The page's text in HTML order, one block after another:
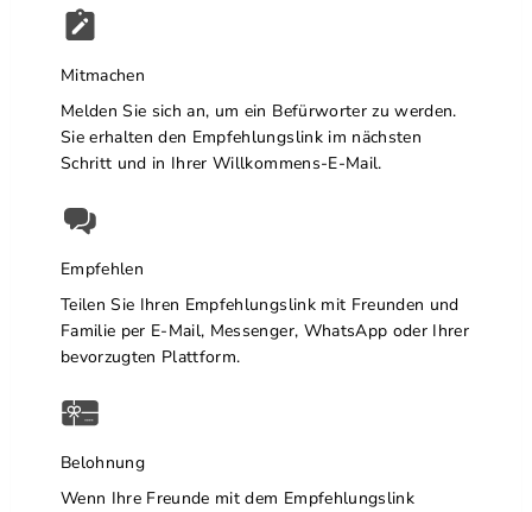
Mitmachen
Melden Sie sich an, um ein Befürworter zu werden.
Sie erhalten den Empfehlungslink im nächsten
Schritt und in Ihrer Willkommens-E-Mail.
Empfehlen
Teilen Sie Ihren Empfehlungslink mit Freunden und
Familie per E-Mail, Messenger, WhatsApp oder Ihrer
bevorzugten Plattform.
Belohnung
Wenn Ihre Freunde mit dem Empfehlungslink